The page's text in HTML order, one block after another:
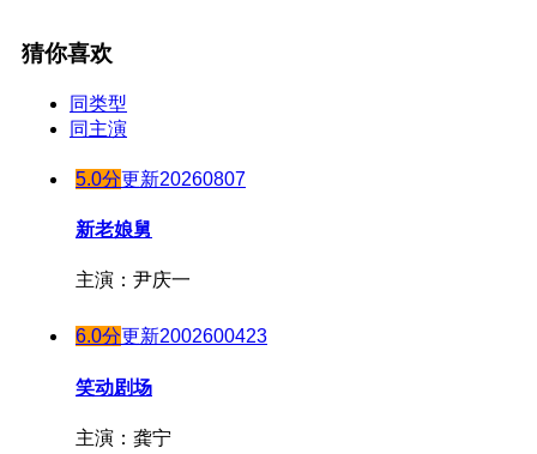
20240813
20240814
20240815
20240816
20240820
20240821
20240823
20240828
20240829
20190508
20190510
20190513
20190514
20190606
20190607
20190611
20190612
20190614
20190423
20190425
20190429
20190430
20190502
20190503
20190507
猜你喜欢
同类型
同主演
5.0分更新20260807
新老娘舅
主演：尹庆一
6.0分更新2002600423
笑动剧场
主演：龚宁